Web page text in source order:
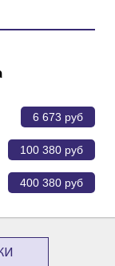
6 673 руб
100 380 руб
400 380 руб